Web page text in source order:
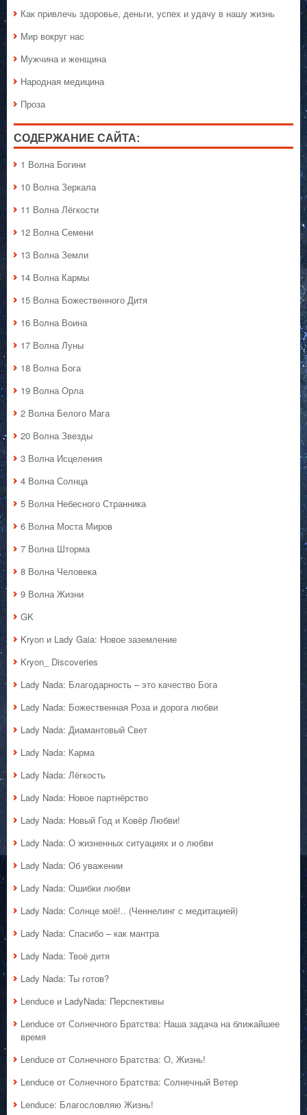
Как привлечь здоровье, деньги, успех и удачу в нашу жизнь
Мир вокруг нас
Мужчина и женщина
Народная медицина
Проза
СОДЕРЖАНИЕ САЙТА:
1 Волна Богини
10 Волна Зеркала
11 Волна Лёгкости
12 Волна Семени
13 Волна Земли
14 Волна Кармы
15 Волна Божественного Дитя
16 Волна Воина
17 Волна Луны
18 Волна Бога
19 Волна Орла
2 Волна Белого Мага
20 Волна Звезды
3 Волна Исцеления
4 Волна Солнца
5 Волна Небесного Странника
6 Волна Моста Миров
7 Волна Шторма
8 Волна Человека
9 Волна Жизни
GK
Kryon и Lady Gaia: Новое заземление
Kryon_ Discoveries
Lady Nada: Благодарность – это качество Бога
Lady Nada: Божественная Роза и дорога любви
Lady Nada: Диамантовый Свет
Lady Nada: Карма
Lady Nada: Лёгкость
Lady Nada: Новое партнёрство
Lady Nada: Новый Год и Ковёр Любви!
Lady Nada: О жизненных ситуациях и о любви
Lady Nada: Об уважении
Lady Nada: Ошибки любви
Lady Nada: Солнце моё!.. (Ченнелинг с медитацией)
Lady Nada: Спасибо – как мантра
Lady Nada: Твоё дитя
Lady Nada: Ты готов?
Lenduce и LadyNada: Перспективы
Lenduce от Солнечного Братства: Наша задача на ближайшее
время
Lenduce от Солнечного Братства: О, Жизнь!
Lenduce от Солнечного Братства: Солнечный Ветер
Lenduce: Благословляю Жизнь!